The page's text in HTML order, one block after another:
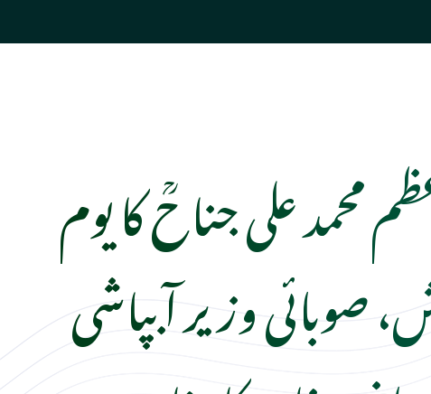
محمد علی جناحؒ کا یوم
صوبائی وزیر آبپاشی